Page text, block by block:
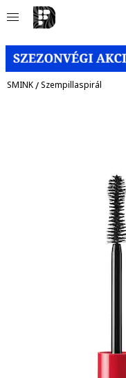
SMINK/Szempillaspirál